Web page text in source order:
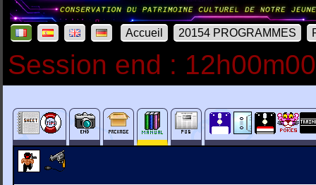
Accueil 20154 PROGRAMMES
Session end :